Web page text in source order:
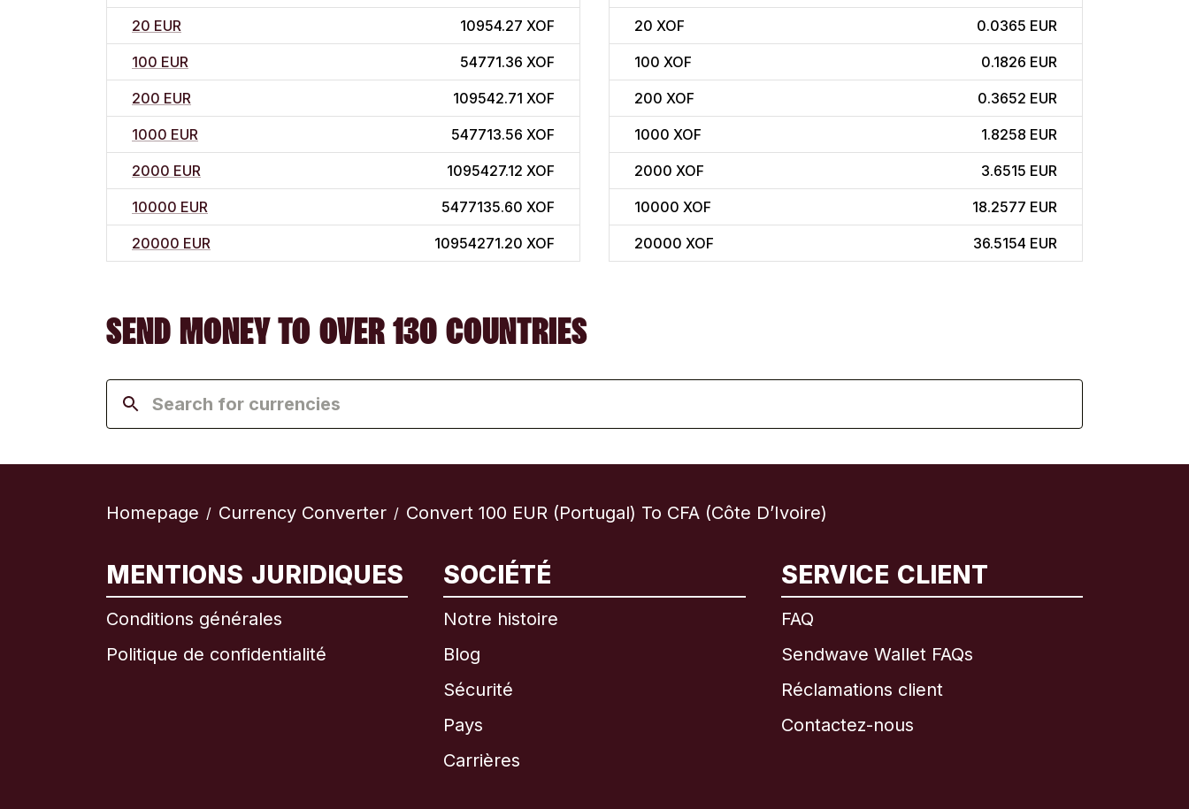
20 EUR 10954.27 XOF
100 EUR 54771.36 XOF
200 EUR 109542.71 XOF
1000 EUR 547713.56 XOF
2000 EUR 1095427.12 XOF
10000 EUR 5477135.60 XOF
20000 EUR 10954271.20 XOF
20 XOF 0.0365 EUR
100 XOF 0.1826 EUR
200 XOF 0.3652 EUR
1000 XOF 1.8258 EUR
2000 XOF 3.6515 EUR
10000 XOF 18.2577 EUR
20000 XOF 36.5154 EUR
SEND MONEY TO OVER 130 COUNTRIES
Homepage / Currency Converter / Convert 100 EUR (Portugal) To CFA (Côte D’Ivoire)
MENTIONS JURIDIQUES
Conditions générales
Politique de confidentialité
SOCIÉTÉ
Notre histoire
Blog
Sécurité
Pays
Carrières
SERVICE CLIENT
FAQ
Sendwave Wallet FAQs
Réclamations client
Contactez-nous
International English
Brésil